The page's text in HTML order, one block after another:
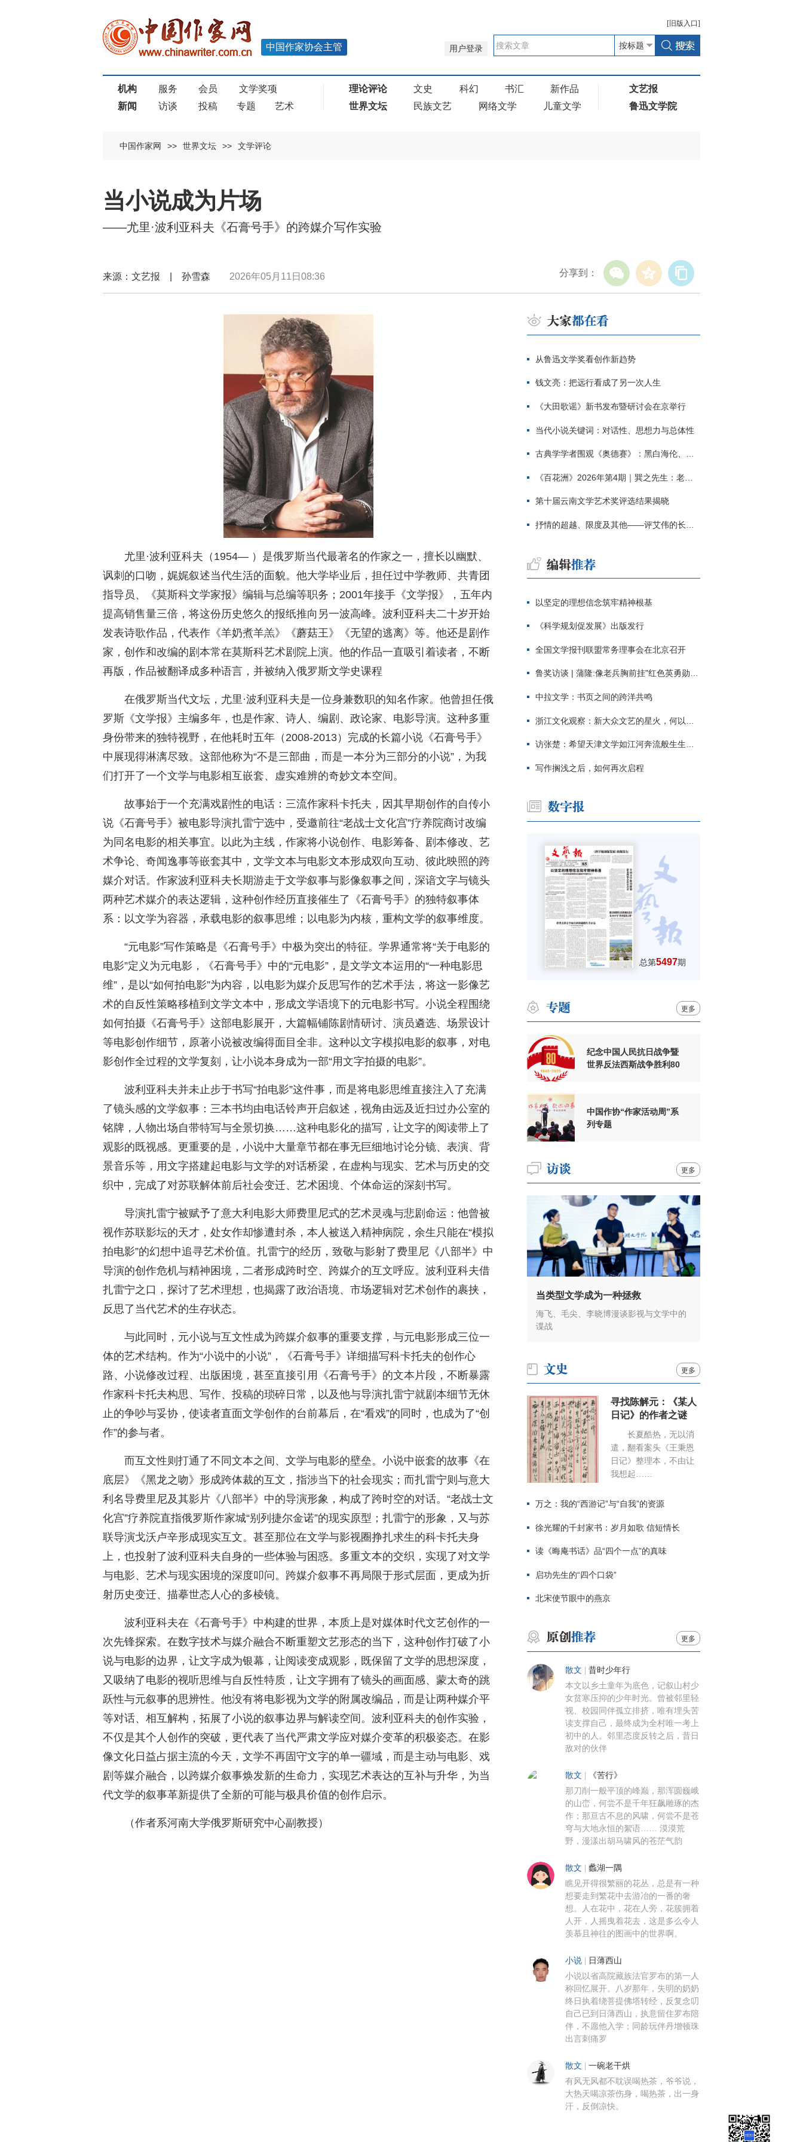
[ 旧版 入口]
用户登录
中国作家协会主管
机构 服务 会员
文学奖项
新闻
访谈 投稿 专题 艺术
理论评论 文史 科幻 书汇
新作品
世界文坛
民族文艺 网络文学 儿童文学
文艺报
鲁迅文学院
中国作家网 >> 世界文坛 >> 文学评论
当小说成为片场
——尤里·波利亚科夫《石膏号手》的跨媒介写作实验
分享到：
来源：文艺报 | 孙雪森 2026年05月11日08:36
尤里·波利亚科夫（1954— ）是俄罗斯当代最著名的作家之一，擅长以幽默、
讽刺的口吻，娓娓叙述当代生活的面貌。他大学毕业后，担任过中学教师、共青团
指导员、《莫斯科文学家报》编辑与总编等职务；2001年接手《文学报》，五年内
提高销售量三倍，将这份历史悠久的报纸推向另一波高峰。波利亚科夫二十岁开始
发表诗歌作品，代表作《羊奶煮羊羔》《蘑菇王》《无望的逃离》等。他还是剧作
家，创作和改编的剧本常在莫斯科艺术剧院上演。他的作品一直吸引着读者，不断
再版，作品被翻译成多种语言，并被纳入俄罗斯文学史课程
在俄罗斯当代文坛，尤里·波利亚科夫是一位身兼数职的知名作家。他曾担任俄
罗斯《文学报》主编多年，也是作家、诗人、编剧、政论家、电影导演。这种多重
身份带来的独特视野，在他耗时五年（2008-2013）完成的长篇小说《石膏号手》
中展现得淋漓尽致。这部他称为“不是三部曲，而是一本分为三部分的小说”，为我
们打开了一个文学与电影相互嵌套、虚实难辨的奇妙文本空间。
故事始于一个充满戏剧性的电话：三流作家科卡托夫，因其早期创作的自传小
说《石膏号手》被电影导演扎雷宁选中，受邀前往“老战士文化宫”疗养院商讨改编
为同名电影的相关事宜。以此为主线，作家将小说创作、电影筹备、剧本修改、艺
术争论、奇闻逸事等嵌套其中，文学文本与电影文本形成双向互动、彼此映照的跨
媒介对话。作家波利亚科夫长期游走于文学叙事与影像叙事之间，深谙文字与镜头
两种艺术媒介的表达逻辑，这种创作经历直接催生了《石膏号手》的独特叙事体
系：以文学为容器，承载电影的叙事思维；以电影为内核，重构文学的叙事维度。
“元电影”写作策略是《石膏号手》中极为突出的特征。学界通常将“关于电影的
电影”定义为元电影，《石膏号手》中的“元电影”，是文学文本运用的“一种电影思
维”，是以“如何拍电影”为内容，以电影为媒介反思写作的艺术手法，将这一影像艺
术的自反性策略移植到文学文本中，形成文学语境下的元电影书写。小说全程围绕
如何拍摄《石膏号手》这部电影展开，大篇幅铺陈剧情研讨、演员遴选、场景设计
等电影创作细节，原著小说被改编得面目全非。这种以文字模拟电影的叙事，对电
影创作全过程的文学复刻，让小说本身成为一部“用文字拍摄的电影”。
波利亚科夫并未止步于书写“拍电影”这件事，而是将电影思维直接注入了充满
了镜头感的文学叙事：三本书均由电话铃声开启叙述，视角由远及近扫过办公室的
铭牌，人物出场自带特写与全景切换……这种电影化的描写，让文字的阅读带上了
观影的既视感。更重要的是，小说中大量章节都在事无巨细地讨论分镜、表演、背
景音乐等，用文字搭建起电影与文学的对话桥梁，在虚构与现实、艺术与历史的交
织中，完成了对苏联解体前后社会变迁、艺术困境、个体命运的深刻书写。
导演扎雷宁被赋予了意大利电影大师费里尼式的艺术灵魂与悲剧命运：他曾被
视作苏联影坛的天才，处女作却惨遭封杀，本人被送入精神病院，余生只能在“模拟
拍电影”的幻想中追寻艺术价值。扎雷宁的经历，致敬与影射了费里尼《八部半》中
导演的创作危机与精神困境，二者形成跨时空、跨媒介的互文呼应。波利亚科夫借
扎雷宁之口，探讨了艺术理想，也揭露了政治语境、市场逻辑对艺术创作的裹挟，
反思了当代艺术的生存状态。
与此同时，元小说与互文性成为跨媒介叙事的重要支撑，与元电影形成三位一
体的艺术结构。作为“小说中的小说”，《石膏号手》详细描写科卡托夫的创作心
路、小说修改过程、出版困境，甚至直接引用《石膏号手》的文本片段，不断暴露
作家科卡托夫构思、写作、投稿的琐碎日常，以及他与导演扎雷宁就剧本细节无休
止的争吵与妥协，使读者直面文学创作的台前幕后，在“看戏”的同时，也成为了“创
作”的参与者。
而互文性则打通了不同文本之间、文学与电影的壁垒。小说中嵌套的故事《在
底层》《黑龙之吻》形成跨体裁的互文，指涉当下的社会现实；而扎雷宁则与意大
利名导费里尼及其影片《八部半》中的导演形象，构成了跨时空的对话。“老战士文
化宫”疗养院直指俄罗斯作家城“别列捷尔金诺”的现实原型；扎雷宁的形象，又与苏
联导演戈沃卢辛形成现实互文。甚至那位在文学与影视圈挣扎求生的科卡托夫身
上，也投射了波利亚科夫自身的一些体验与困惑。多重文本的交织，实现了对文学
与电影、艺术与现实困境的深度叩问。跨媒介叙事不再局限于形式层面，更成为折
射历史变迁、描摹世态人心的多棱镜。
波利亚科夫在《石膏号手》中构建的世界，本质上是对媒体时代文艺创作的一
次先锋探索。在数字技术与媒介融合不断重塑文艺形态的当下，这种创作打破了小
说与电影的边界，让文字成为银幕，让阅读变成观影，既保留了文学的思想深度，
又吸纳了电影的视听思维与自反性特质，让文字拥有了镜头的画面感、蒙太奇的跳
跃性与元叙事的思辨性。他没有将电影视为文学的附属改编品，而是让两种媒介平
等对话、相互解构，拓展了小说的叙事边界与解读空间。波利亚科夫的创作实验，
不仅是其个人创作的突破，更代表了当代严肃文学应对媒介变革的积极姿态。在影
像文化日益占据主流的今天，文学不再固守文字的单一疆域，而是主动与电影、戏
剧等媒介融合，以跨媒介叙事焕发新的生命力，实现艺术表达的互补与升华，为当
代文学的叙事革新提供了全新的可能与极具价值的创作启示。
（作者系河南大学俄罗斯研究中心副教授）
从鲁迅文学奖看创作新趋势
钱文亮：把远行看成了另一次人生
《大田歌谣》新书发布暨研讨会在京举行
当代小说关键词：对话性、思想力与总体性
古典学学者围观《奥德赛》：黑白海伦、佩涅罗佩的别针与神秘入侵者
《百花洲》2026年第4期｜巽之先生：老兵朱向前侧记三题
第十届云南文学艺术奖评选结果揭晓
抒情的超越、限度及其他——评艾伟的长篇小说《春歌》
以坚定的理想信念筑牢精神根基
《科学规划促发展》出版发行
全国文学报刊联盟常务理事会在北京召开
鲁奖访谈 | 蒲隆:像老兵胸前挂"红色英勇勋章"
中拉文学：书页之间的跨洋共鸣
浙江文化观察：新大众文艺的星火，何以燎原？
访张楚：希望天津文学如江河奔流般生生不息
写作搁浅之后，如何再次启程
总第5497期
更多
纪念中国人民抗日战争暨
世界反法西斯战争胜利80
中国作协“作家活动周”系
列专题
更多
当类型文学成为一种拯救
海飞、毛尖、李晓博漫谈影视与文学中的
谍战
更多
寻找陈解元：《某人
日记》的作者之谜
长夏酷热，无以消
遣，翻看案头《王秉恩
日记》整理本，不由让
我想起……
万之：我的“西游记”与“自我”的资源
徐光耀的千封家书：岁月如歌 信短情长
读《晦庵书话》品“四个一点”的真味
启功先生的“四个口袋”
北宋使节眼中的燕京
更多
散文 昔时少年行
本文以乡土童年为底色，记叙山村少
女贫寒压抑的少年时光。曾被邻里轻
视、校园同伴孤立排挤，唯有埋头苦
读支撑自己，最终成为全村唯一考上
初中的人。邻里态度反转之后，昔日
敌对的伙伴
散文 《苦行》
那刀削一般平顶的峰巅，那浑圆巍峨
的山峦，何尝不是千年狂飙雕琢的杰
作；那亘古不息的风啸，何尝不是苍
穹与大地永恒的絮语…… 漠漠荒
野，漫漾出胡马啸风的苍茫气韵
散文 蠡湖一隅
瞧见开得很繁丽的花丛，总是有一种
想要走到繁花中去游冶的一番的奢
想。人在花中，花在人旁，花簇拥着
人开，人摇曳着花去，这是多么令人
羡慕且神往的图画中的世界啊。
小说 日薄西山
小说以省高院藏族法官罗布的第一人
称回忆展开。八岁那年，失明的奶奶
终日执着绕菩提佛塔转经，反复念叨
自己已到日薄西山，执意留住罗布陪
伴，不愿他入学；同龄玩伴丹增顿珠
出言刺痛罗
散文 一碗老干烘
有风无风都不耽误喝热茶，爷爷说，
大热天喝凉茶伤身，喝热茶，出一身
汗，反倒凉快。